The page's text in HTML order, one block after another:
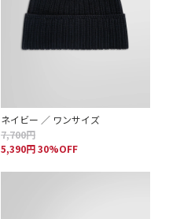
ネイビー ／ ワンサイズ
7,700円
5,390円 30%OFF